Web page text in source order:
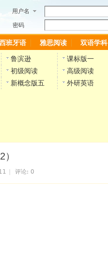
用户名
密码
班牙语 雅思阅读 双语学科
鲁滨逊 课标版一
初级阅读 高级阅读
新概念版五 外研英语
评论: 0